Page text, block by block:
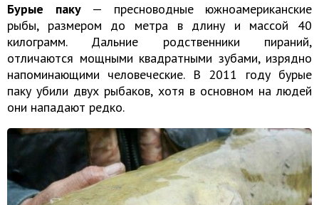
Бурые паку— пресноводные южноамериканские
рыбы, размером до метра в длину и массой 40
килограмм. Дальние родственники пираний,
отличаются мощными квадратными зубами, изрядно
напоминающими человеческие. В 2011 году бурые
паку убили двух рыбаков, хотя в основном на людей
они нападают редко.